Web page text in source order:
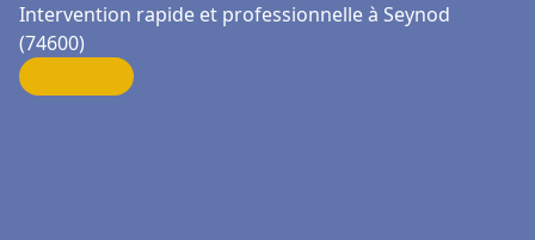
Intervention rapide et professionnelle à Seynod
(74600)